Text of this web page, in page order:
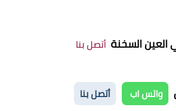
السخنة أتصل بنا
واتس اب أتصل بنا